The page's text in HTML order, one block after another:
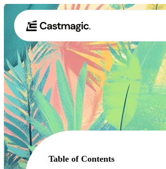
Table of Contents